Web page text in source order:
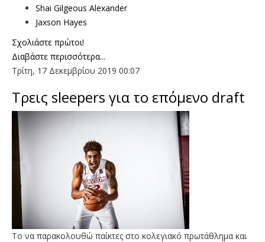
Shai Gilgeous Alexander
Jaxson Hayes
Σχολιάστε πρώτοι!
Διαβάστε περισσότερα...
Τρίτη, 17 Δεκεμβρίου 2019 00:07
Τρεις sleepers για το επόμενο draft
Το να παρακολουθώ παίκτες στο κολεγιακό πρωτάθλημα και